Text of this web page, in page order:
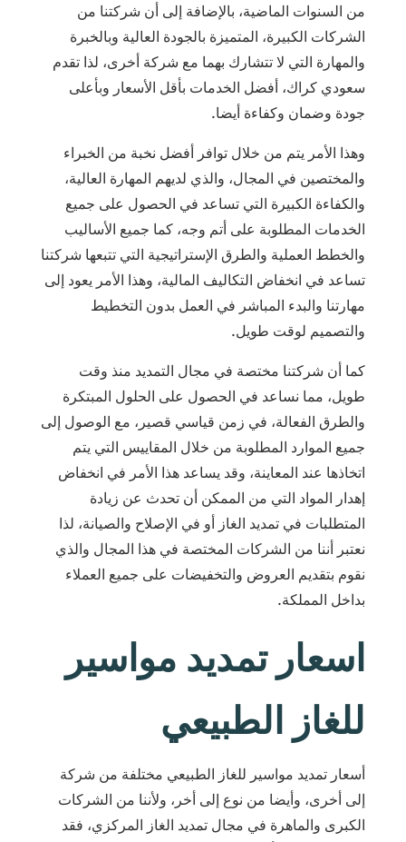
من السنوات الماضية، بالإضافة إلى أن شركتنا من
الشركات الكبيرة، المتميزة بالجودة العالية وبالخبرة
والمهارة التي لا تتشارك بهما مع شركة أخرى، لذا تقدم
سعودي كراك، أفضل الخدمات بأقل الأسعار وبأعلى
جودة وضمان وكفاءة أيضا.
وهذا الأمر يتم من خلال توافر أفضل نخبة من الخبراء
والمختصين في المجال، والذي لديهم المهارة العالية،
والكفاءة الكبيرة التي تساعد في الحصول على جميع
الخدمات المطلوبة على أتم وجه، كما جميع الأساليب
والخطط العملية والطرق الإستراتيجية التي تتبعها شركتنا
تساعد في انخفاض التكاليف المالية، وهذا الأمر يعود إلى
مهارتنا والبدء المباشر في العمل بدون التخطيط
والتصميم لوقت طويل.
كما أن شركتنا مختصة في مجال التمديد منذ وقت
طويل، مما نساعد في الحصول على الحلول المبتكرة
والطرق الفعالة، في زمن قياسي قصير، مع الوصول إلى
جميع الموارد المطلوبة من خلال المقاييس التي يتم
اتخاذها عند المعاينة، وقد يساعد هذا الأمر في انخفاض
إهدار المواد التي من الممكن أن تحدث عن زيادة
المتطلبات في تمديد الغاز أو في الإصلاح والصيانة، لذا
نعتبر أننا من الشركات المختصة في هذا المجال والذي
نقوم بتقديم العروض والتخفيضات على جميع العملاء
بداخل المملكة.
اسعار تمديد مواسير
للغاز الطبيعي
أسعار تمديد مواسير للغاز الطبيعي مختلفة من شركة
إلى أخرى، وأيضا من نوع إلى أخر، ولأننا من الشركات
الكبرى والماهرة في مجال تمديد الغاز المركزي، فقد